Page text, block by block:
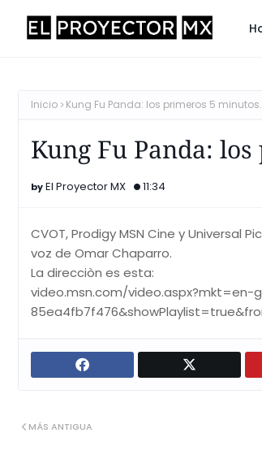
Inicio Kung Fu Panda: los primeros 5 minutos.
Kung Fu Panda:
El Proyector MX 11:34
CVOT, Prodigy MSN Cine y Universal
voz de Omar Chaparro.
La direcciòn es esta:
video.msn.com/video.aspx?mkt=en-
MÁS ANTIGUA